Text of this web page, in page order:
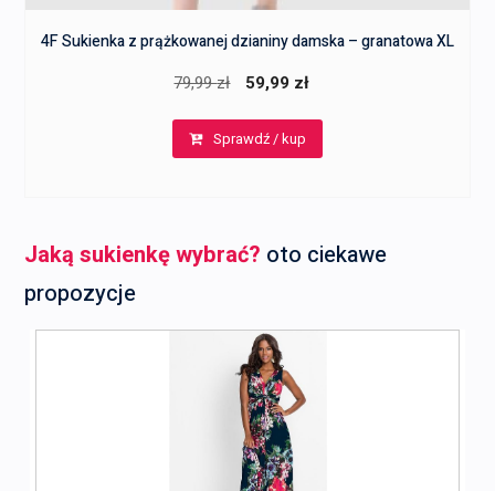
4F Sukienka z prążkowanej dzianiny damska – granatowa XL
79,99zł
Pierwotna
wynosiła:
59,99 zł
Sprawdź / kup
Jaką sukienkę wybrać? oto ciekawe
propozycje